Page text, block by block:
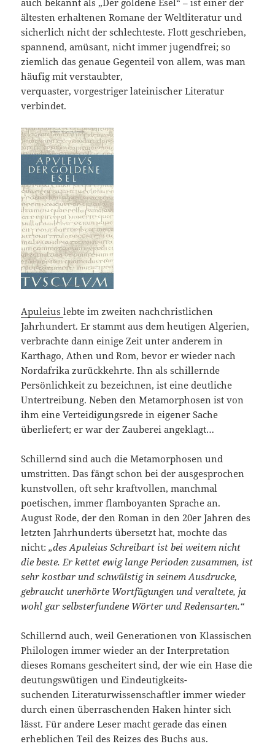
ältesten erhaltenen Romane der Weltliteratur und
sicherlich nicht der schlechteste. Flott geschrieben,
spannend, amüsant, nicht immer jugendfrei; so
ziemlich das genaue Gegenteil von allem, was man
häufig mit verstaubter,
verquaster, vorgestriger lateinischer Literatur
verbindet.
Apuleiuslebte im zweiten nachchristlichen
Jahrhundert. Er stammt aus dem heutigen Algerien,
verbrachte dann einige Zeit unter anderem in
Karthago, Athen und Rom, bevor er wieder nach
Nordafrika zurückkehrte. Ihn als schillernde
Persönlichkeit zu bezeichnen, ist eine deutliche
Untertreibung. Neben den Metamorphosen ist von
ihm eine Verteidigungsrede in eigener Sache
überliefert; er war der Zauberei angeklagt…
Schillernd sind auch die Metamorphosen und
umstritten. Das fängt schon bei der ausgesprochen
kunstvollen, oft sehr kraftvollen, manchmal
poetischen, immer flamboyanten Sprache an.
August Rode, der den Roman in den 20er Jahren des
letzten Jahrhunderts übersetzt hat, mochte das
nicht:„des Apuleius Schreibart ist bei weitem nicht
die beste. Er kettet ewig lange Perioden zusammen, ist
sehr kostbar und schwülstig in seinem Ausdrucke,
gebraucht unerhörte Wortfügungen und veraltete, ja
wohl gar selbsterfundene Wörter und Redensarten.“
Schillernd auch, weil Generationen von Klassischen
Philologen immer wieder an der Interpretation
dieses Romans gescheitert sind, der wie ein Hase die
deutungswütigen und Eindeutigkeits-
suchenden Literaturwissenschaftler immer wieder
durch einen überraschenden Haken hinter sich
lässt. Für andere Leser macht gerade das einen
erheblichen Teil des Reizes des Buchs aus.